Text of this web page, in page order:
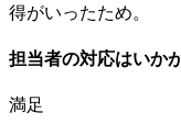
得がいったため。
担当者の対応はいか
満足